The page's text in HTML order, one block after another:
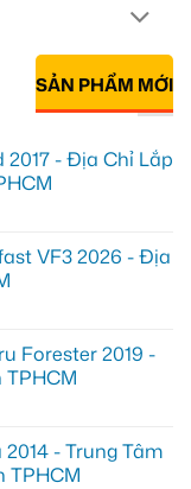
SẢN PHẨM MỚI
- Địa Chỉ Lắp
VF3 2026 - Địa
Forester 2019 -
- Trung Tâm
TPHCM